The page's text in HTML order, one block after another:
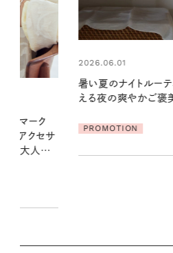
2026.06.01
お出かけ前のひと手間
の一日。汗ばむ季節を